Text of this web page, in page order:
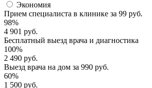
Экономия
Прием специалиста в клинике за 99 руб.
98%
4 901 руб.
Бесплатный выезд врача и диагностика
100%
2 490 руб.
Выезд врача на дом за 990 руб.
60%
1 500 руб.